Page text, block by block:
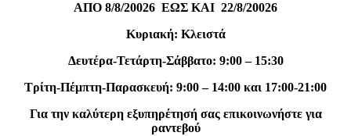
ΑΠΟ 8/8/20026 ΕΩΣ ΚΑΙ 22/8/20026
Κυριακή: Κλειστά
Δευτέρα-Τετάρτη-Σάββατο: 9:00 – 15:30
Τρίτη-Πέμπτη-Παρασκευή: 9:00 – 14:00 και 17:00-21:00
Για την καλύτερη εξυπηρέτησή σας επικοινωνήστε για
ραντεβού